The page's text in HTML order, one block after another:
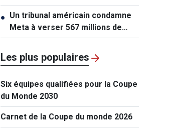
vivre
● Un tribunal américain condamne
Meta à verser 567 millions de
dollars dans une affaire
impliquant des mineurs
Les plus populaires
Six équipes qualifiées pour la Coupe
du Monde 2030
Carnet de la Coupe du monde 2026